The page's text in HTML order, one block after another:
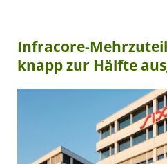
Infracore-
knapp zur Hälfte